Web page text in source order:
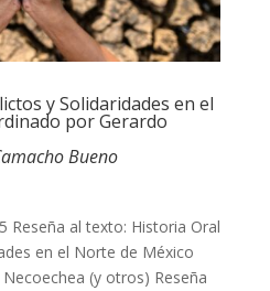
y Solidaridades en el
por Gerardo
Bueno
Reseña al texto: Historia Oral
en el Norte de México
(y otros) Reseña